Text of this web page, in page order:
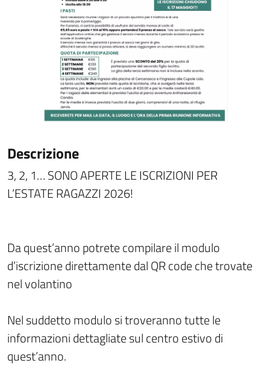
Descrizione
3, 2, 1… SONO APERTE LE ISCRIZIONI PER
L’ESTATE RAGAZZI 2026!
Da quest’anno potrete compilare il modulo
d’iscrizione direttamente dal QR code che trovate
nel volantino
Nel suddetto modulo si troveranno tutte le
informazioni dettagliate sul centro estivo di
quest’anno.